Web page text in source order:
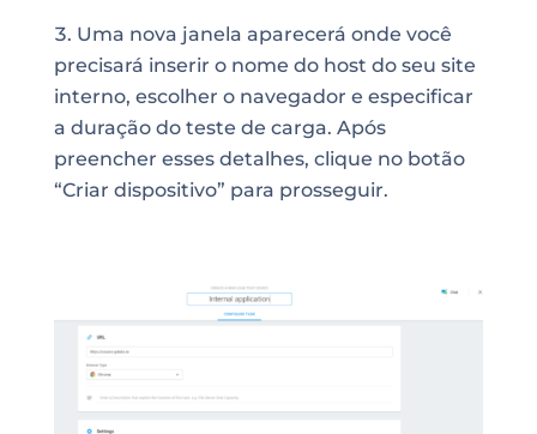
Uma nova janela aparecerá onde você
precisará inserir o nome do host do seu site
interno, escolher o navegador e especificar
a duração do teste de carga. Após
preencher esses detalhes, clique no botão
“Criar dispositivo” para prosseguir.